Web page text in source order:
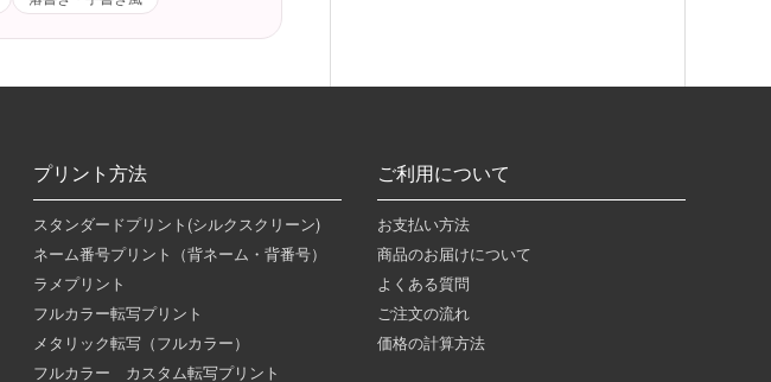
プリント方法
スタンダードプリント(シルクスクリーン)
ネーム番号プリント（背ネーム・背番号）
ラメプリント
フルカラー転写プリント
メタリック転写（フルカラー）
フルカラー カスタム転写プリント
ご利用について
お支払い方法
商品のお届けについて
よくある質問
ご注文の流れ
価格の計算方法